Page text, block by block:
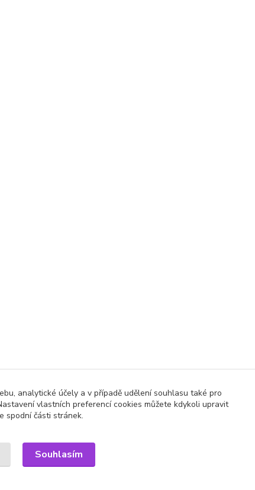
analytické účely a v případě udělení souhlasu také pro
vlastních preferencí cookies můžete kdykoli upravit
spodní části stránek.
Souhlasím